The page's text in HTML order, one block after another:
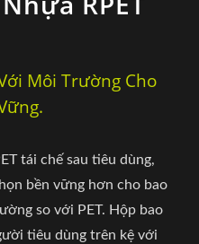
Môi Trường Cho
tái chế sau tiêu dùng,
bền vững hơn cho bao
so với PET. Hộp bao
tiêu dùng trên kệ với